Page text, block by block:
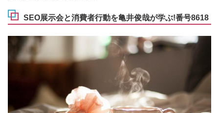
SEO展示会と消費者行動を亀井俊哉が学ぶ!番号8618